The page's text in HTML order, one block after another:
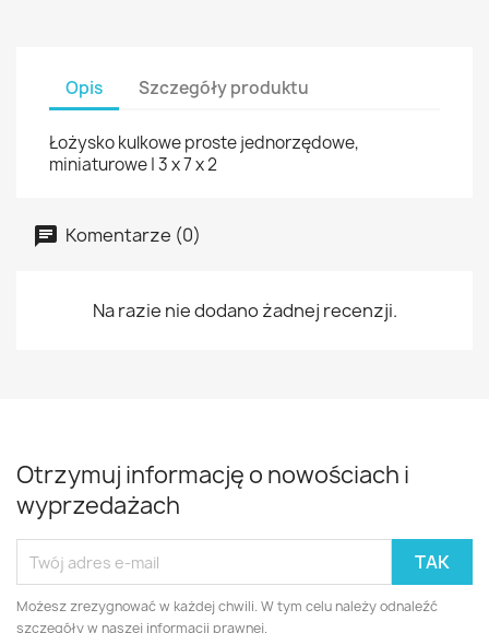
Opis Szczegóły produktu
Łożysko kulkowe proste jednorzędowe,
miniaturowe | 3 x 7 x 2
Komentarze (0)
Na razie nie dodano żadnej recenzji.
Otrzymuj informację o nowościach i
wyprzedażach
Możesz zrezygnować w każdej chwili. W tym celu należy odnaleźć
szczegóły w naszej informacji prawnej.